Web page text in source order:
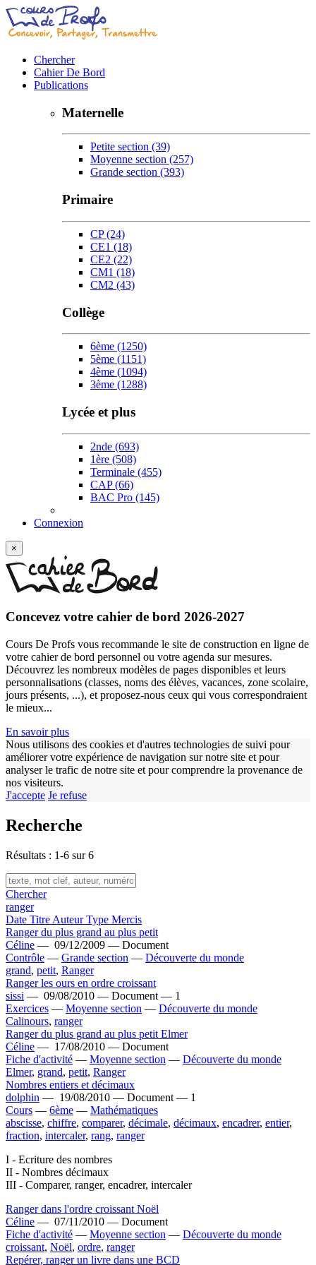
Chercher
Cahier De Bord
Publications
Maternelle
Petite section (39)
Moyenne section (257)
Grande section (393)
Primaire
CP(24)
CE1 (18)
CE2 (22)
CM1 (18)
CM2 (43)
Collège
6ème (1250)
5ème (1151)
4ème (1094)
3ème (1288)
Lycée et plus
2nde (693)
1ère (508)
Terminale (455)
CAP(66)
BAC Pro (145)
Connexion
×
Concevez votre cahier de bord 2026-2027
Cours De Profs vous recommande le site de construction en ligne de
votre cahier de bord personnel ou votre agenda sur mesures.
Découvrez les nombreux modèles de pages disponibles et leurs
personnalisations (classes, noms des élèves, vacances, zone scolaire,
jours présents, ...), et proposez-nous ceux qui vous correspondraient
le mieux...
En savoir plus
Nous utilisons des cookies et d'autres technologies de suivi pour
améliorer votre expérience de navigation sur notre site et pour
analyser le trafic de notre site et pour comprendre la provenance de
nos visiteurs.
J'accepte Je refuse
Recherche
Résultats : 1-6 sur 6
Chercher
ranger
Date Titre AuteurType Mercis
Ranger du plus grand au plus petit
Céline — 09/12/2009 — Document
Contrôle — Grande section — Découverte du monde
grand, petit, Ranger
Ranger les ours en ordre croissant
sissi — 09/08/2010 — Document — 1
Exercices — Moyenne section — Découverte du monde
Calinours, ranger
Ranger du plus grand au plus petit Elmer
Céline — 17/08/2010 — Document
Fiche d'activité — Moyenne section — Découverte du monde
Elmer, grand, petit, Ranger
Nombres entiers et décimaux
dolphin — 19/08/2010 — Document — 1
Cours — 6ème — Mathématiques
abscisse, chiffre, comparer, décimale, décimaux, encadrer, entier,
fraction, intercaler, rang, ranger
I - Ecriture des nombres
II - Nombres décimaux
III - Comparer, ranger, encadrer, intercaler
Ranger dans l'ordre croissant Noël
Céline — 07/11/2010 — Document
Fiche d'activité — Moyenne section — Découverte du monde
croissant, Noël, ordre, ranger
Repérer, ranger un livre dans une BCD